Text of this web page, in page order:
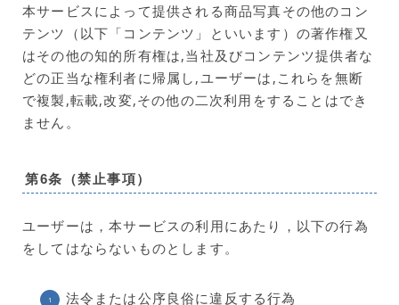
本サービスによって提供される商品写真その他のコン
テンツ（以下「コンテンツ」といいます）の著作権又
はその他の知的所有権は,当社及びコンテンツ提供者な
どの正当な権利者に帰属し,ユーザーは,これらを無断
で複製,転載,改変,その他の二次利用をすることはでき
ません。
第6条（禁止事項）
ユーザーは，本サービスの利用にあたり，以下の行為
をしてはならないものとします。
法令または公序良俗に違反する行為